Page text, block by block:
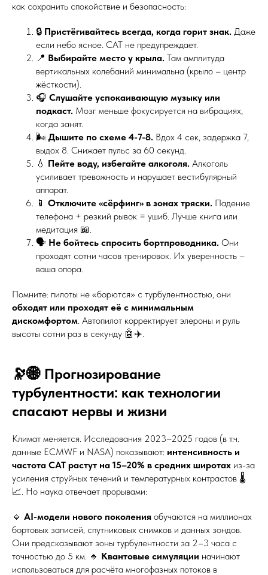
как сохранить спокойствие и безопасность:
🔒 Пристёгивайтесь всегда, когда горит знак. Даже
если небо ясное. CAT не предупреждает.
📍 Выбирайте место у крыла. Там амплитуда
вертикальных колебаний минимальна (крыло – центр
жёсткости).
🎧 Слушайте успокаивающую музыку или
подкаст. Мозг меньше фокусируется на вибрациях,
когда занят.
🌬️ Дышите по схеме 4-7-8. Вдох 4 сек, задержка 7,
выдох 8. Снижает пульс за 60 секунд.
💧 Пейте воду, избегайте алкоголя. Алкоголь
усиливает тревожность и нарушает вестибулярный
аппарат.
📱 Отключите «сёрфинг» в зонах тряски. Падение
телефона + резкий рывок = ушиб. Лучше книга или
медитация 📖.
🗣️ Не бойтесь спросить бортпроводника. Они
проходят сотни часов тренировок. Их уверенность –
ваша опора.
Помните: пилоты не «борются» с турбулентностью, они
обходят или проходят её с минимальным
дискомфортом. Автопилот корректирует элероны и руль
высоты сотни раз в секунду 🤖✈️.
🔭🌐 Прогнозирование
турбулентности: как технологии
спасают нервы и жизни
Климат меняется. Исследования 2023–2025 годов (в т.ч.
данные ECMWF и NASA) показывают: интенсивность и
частота CAT растут на 15–20% в средних широтах из-за
усиления струйных течений и температурных контрастов 🌡️
📈. Но наука отвечает прорывами:
🔹 AI-модели нового поколения обучаются на миллионах
бортовых записей, спутниковых снимков и данных зондов.
Они предсказывают зоны турбулентности за 2–3 часа с
точностью до 5 км. 🔹 Квантовые симуляции начинают
использоваться для расчёта многофазных потоков в